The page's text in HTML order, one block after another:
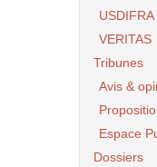
USDIFRA
VERITAS
Tribunes
Avis &
Espace
Dossiers